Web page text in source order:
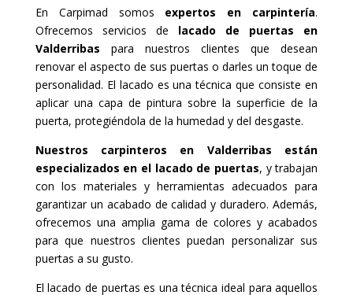
En Carpimad somos expertos en carpintería.
Ofrecemos servicios de lacado de puertas en
Valderribas para nuestros clientes que desean
renovar el aspecto de sus puertas o darles un toque de
personalidad. El lacado es una técnica que consiste en
aplicar una capa de pintura sobre la superficie de la
puerta, protegiéndola de la humedad y del desgaste.
Nuestros carpinteros en Valderribas están
especializados en el lacado de puertas, y trabajan
con los materiales y herramientas adecuados para
garantizar un acabado de calidad y duradero. Además,
ofrecemos una amplia gama de colores y acabados
para que nuestros clientes puedan personalizar sus
puertas a su gusto.
El lacado de puertas es una técnica ideal para aquellos